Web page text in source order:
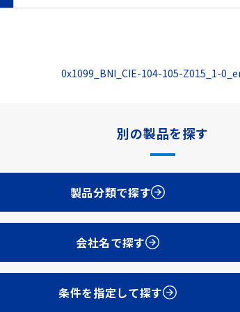
0x1099_BNI_CIE-104-105-Z015_1-
別の製品を探す
製品分類で探す
会社名で探す
条件を指定して探す